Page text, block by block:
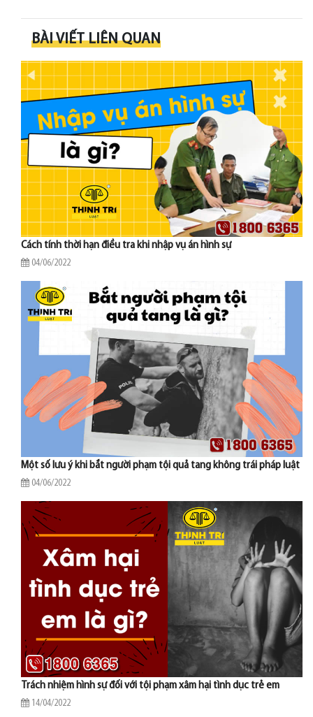
BÀI VIẾT LIÊN QUAN
Cách tính thời hạn điều tra khi nhập vụ án hình sự
04/06/2022
Một số lưu ý khi bắt người phạm tội quả tang không trái pháp luật
04/06/2022
Trách nhiệm hình sự đối với tội phạm xâm hại tình dục trẻ em
14/04/2022